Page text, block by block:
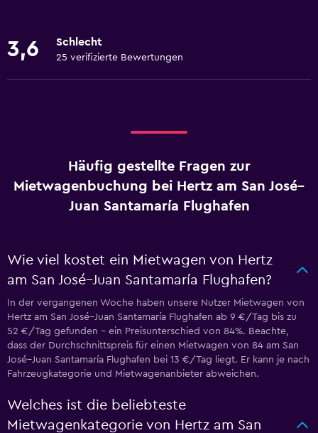
3,6 Schlecht
25 verifizierte Bewertungen
Häufig gestellte Fragen zur
Mietwagenbuchung bei Hertz am San José–
Juan Santamaría Flughafen
Wie viel kostet ein Mietwagen von Hertz
am San José–Juan Santamaría Flughafen?
In der vergangenen Woche haben unsere Nutzer Mietwagen von
Hertz am San José–Juan Santamaría Flughafen ab 9 €/Tag bis zu
52 €/Tag gefunden – ein Preisunterschied von 84%. Beachte,
dass der Durchschnittspreis für einen Mietwagen von 84 am San
José–Juan Santamaría Flughafen bei 13 €/Tag liegt. Er kann je nach
Fahrzeugkategorie und Mietwagenanbieter abweichen.
Welches ist die beliebteste
Mietwagenkategorie von Hertz am San